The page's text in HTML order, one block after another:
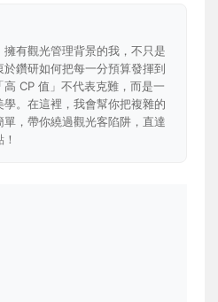
擁有觀光管理背景的我，不只是
於鑽研如何把每一分預算發揮到
高 CP 值」不代表克難，而是一
學。在這裡，我會幫你把複雜的
單，帶你繞過觀光客陷阱，直達